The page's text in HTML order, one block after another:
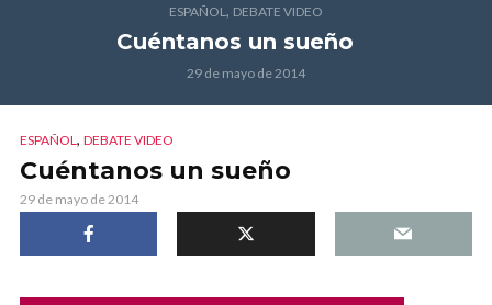
ESPAÑOL, DEBATE VIDEO
Cuéntanos un sueño
29 de mayo de 2014
ESPAÑOL, DEBATE VIDEO
Cuéntanos un sueño
29 de mayo de 2014